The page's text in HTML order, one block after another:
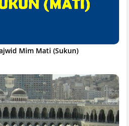
Mim Mati (Sukun)